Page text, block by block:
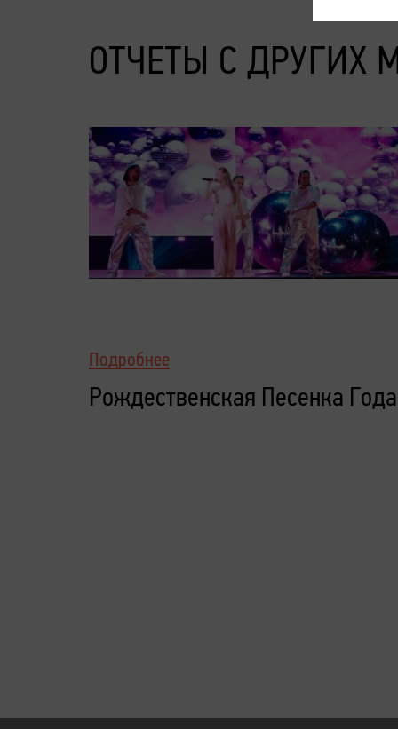
ОТЧЕТЫ С ДРУГИХ
Подробнее
Рождественская Песенка Года